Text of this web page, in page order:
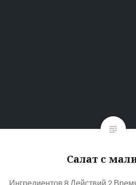
Салат с
Ингредиентов 8 Действий 2